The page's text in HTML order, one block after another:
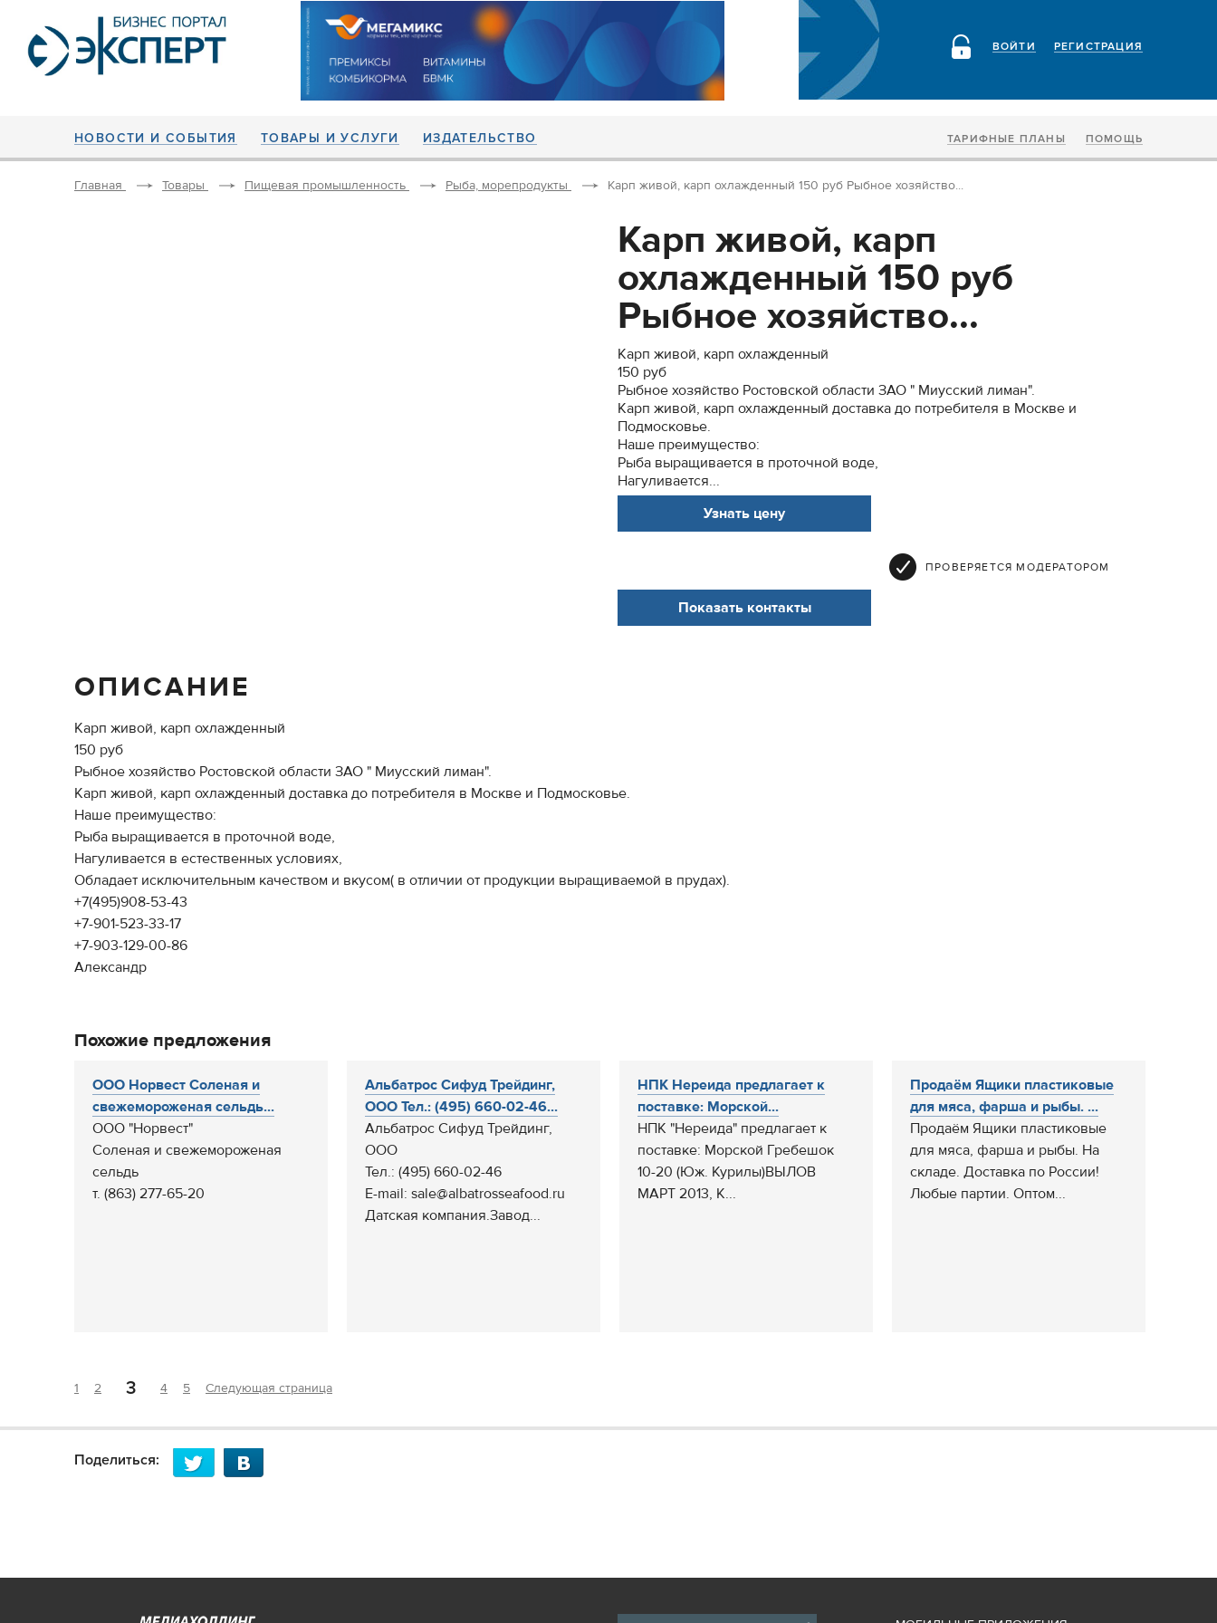
РЕГИСТРАЦИЯ
ВОЙТИ
НОВОСТИ И СОБЫТИЯ ТОВАРЫ И УСЛУГИ ИЗДАТЕЛЬСТВО ТАРИФНЫЕ ПЛАНЫ ПОМОЩЬ
Главная Товары Пищевая промышленность Рыба, морепродукты Карп живой, карп охлажденный 150 руб Рыбное хозяйство...
Карп живой, карп
охлажденный 150 руб
Рыбное хозяйство...
Карп живой, карп охлажденный
150 руб
Рыбное хозяйство Ростовской области ЗАО " Миусский лиман".
Карп живой, карп охлажденный доставка до потребителя в Москве и
Подмосковье.
Наше преимущество:
Рыба выращивается в проточной воде,
Нагуливается...
Узнать цену
ПРОВЕРЯЕТСЯ МОДЕРАТОРОМ
Показать контакты
ОПИСАНИЕ
Карп живой, карп охлажденный
150 руб
Рыбное хозяйство Ростовской области ЗАО " Миусский лиман".
Карп живой, карп охлажденный доставка до потребителя в Москве и Подмосковье.
Наше преимущество:
Рыба выращивается в проточной воде,
Нагуливается в естественных условиях,
Обладает исключительным качеством и вкусом( в отличии от продукции выращиваемой в прудах).
+7(495)908-53-43
+7-901-523-33-17
+7-903-129-00-86
Александр
Похожие предложения
ООО Норвест Соленая и
свежемороженая сельдь...
ООО "Норвест"
Соленая и свежемороженая
сельдь
т. (863) 277-65-20
Альбатрос Сифуд Трейдинг,
ООО Тел.: (495) 660-02-46...
Альбатрос Сифуд Трейдинг,
ООО
Тел.: (495) 660-02-46
E-mail: sale@albatrosseafood.ru
Датская компания.Завод...
НПК Нереида предлагает к
поставке: Морской...
НПК "Нереида" предлагает к
поставке: Морской Гребешок
10-20 (Юж. Курилы)ВЫЛОВ
МАРТ 2013, К...
Продаём Ящики пластиковые
для мяса, фарша и рыбы. ...
Продаём Ящики пластиковые
для мяса, фарша и рыбы. На
складе. Доставка по России!
Любые партии. Оптом...
1 2 3 4 5 Следующая страница
Поделиться: